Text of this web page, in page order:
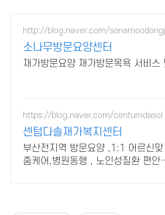
http://blog.naver.com/
소나무방문요양센터
재가방문요양 재가방문목욕 서비스
https://blog.naver.com/centumdasol
센텀다솔재가복지센터
부산전지역 방문요양 ,1:1 어르신맞
춤케어,병원동행 , 노인성질환 편안